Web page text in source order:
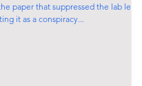
paper that suppressed the lab leak
it as a conspiracy...